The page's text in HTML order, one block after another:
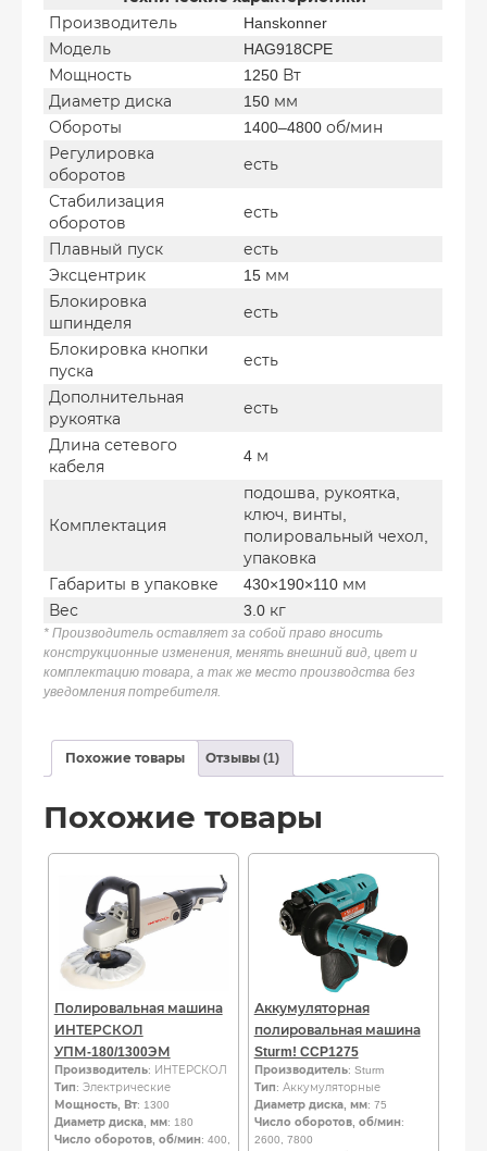
Производитель
Hanskonner
Модель
HAG918CPE
Мощность
1250 Вт
Диаметр диска
150 мм
Обороты
1400–4800 об/мин
Регулировка
оборотов
есть
Стабилизация
оборотов
есть
Плавный пуск
есть
Эксцентрик
15 мм
Блокировка
шпинделя
есть
Блокировка кнопки
пуска
есть
Дополнительная
рукоятка
есть
Длина сетевого
кабеля
4 м
Комплектация
подошва, рукоятка,
ключ, винты,
полировальный чехол,
упаковка
Габариты в упаковке
430×190×110 мм
Вес
3.0 кг
* Производитель оставляет за собой право вносить
конструкционные изменения, менять внешний вид, цвет и
комплектацию товара, а так же место производства без
уведомления потребителя.
Похожие товары Отзывы (1)
Похожие товары
Полировальная машина
ИНТЕРСКОЛ
УПМ-180/1300ЭМ
Производитель: ИНТЕРСКОЛ
Тип: Электрические
Мощность, Вт: 1300
Диаметр диска, мм: 180
Число оборотов, об/мин: 400,
Аккумуляторная
полировальная машина
Sturm! CCP1275
Производитель: Sturm
Тип: Аккумуляторные
Диаметр диска, мм: 75
Число оборотов, об/мин:
2600, 7800